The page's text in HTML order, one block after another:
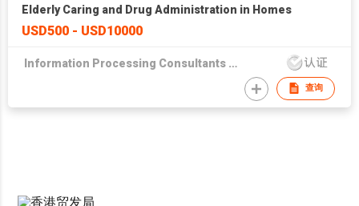
Elderly Caring and Drug Administration in Homes
USD500 - USD10000
Information Processing Consultants Ltd
查询